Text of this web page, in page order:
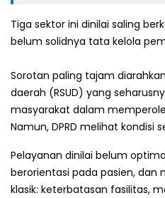
Tiga sektor ini dinilai saling
belum solidnya tata kelola
Sorotan paling tajam
daerah (RSUD) yang
masyarakat dalam
Namun, DPRD melihat kondisi
Pelayanan dinilai belum
berorientasi pada pasien, dan
klasik: keterbatasan fasilitas,